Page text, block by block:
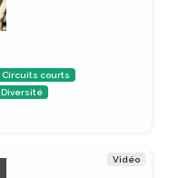
Circuits courts
Diversité
Vidéo